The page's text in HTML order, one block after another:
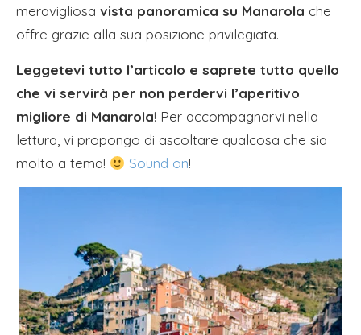
meravigliosa vista panoramica su Manarola che
offre grazie alla sua posizione privilegiata.
Leggetevi tutto l’articolo e saprete tutto quello
che vi servirà per non perdervi l’aperitivo
migliore di Manarola! Per accompagnarvi nella
lettura, vi propongo di ascoltare qualcosa che sia
molto a tema!
Sound on!